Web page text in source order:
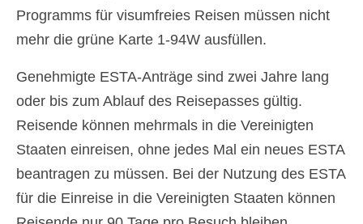
Programms für visumfreies Reisen müssen nicht
mehr die grüne Karte 1-94W ausfüllen.
Genehmigte ESTA-Anträge sind zwei Jahre lang
oder bis zum Ablauf des Reisepasses gültig.
Reisende können mehrmals in die Vereinigten
Staaten einreisen, ohne jedes Mal ein neues ESTA
beantragen zu müssen. Bei der Nutzung des ESTA
für die Einreise in die Vereinigten Staaten können